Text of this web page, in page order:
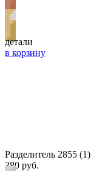
детали
в корзину
Разделитель 2855 (1)
380 руб.